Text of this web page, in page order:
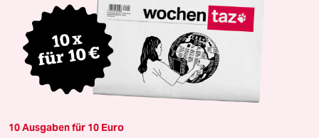
10 Ausgaben für 10 Euro